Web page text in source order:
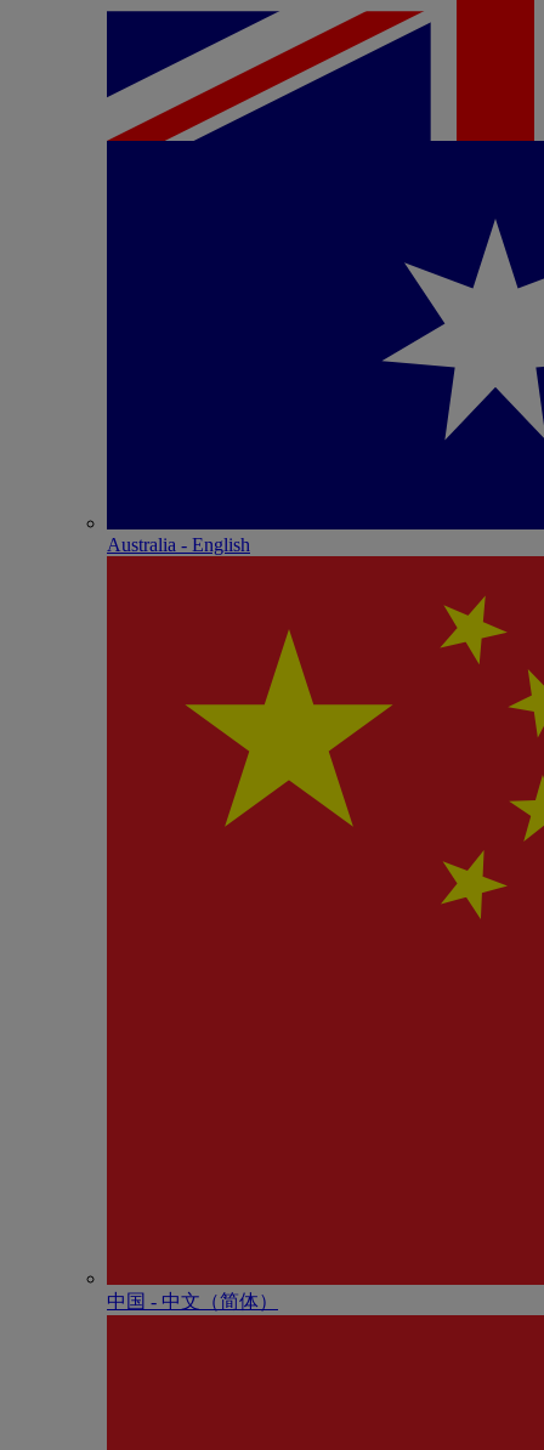
Australia - English
中国 - 中⽂（简体）